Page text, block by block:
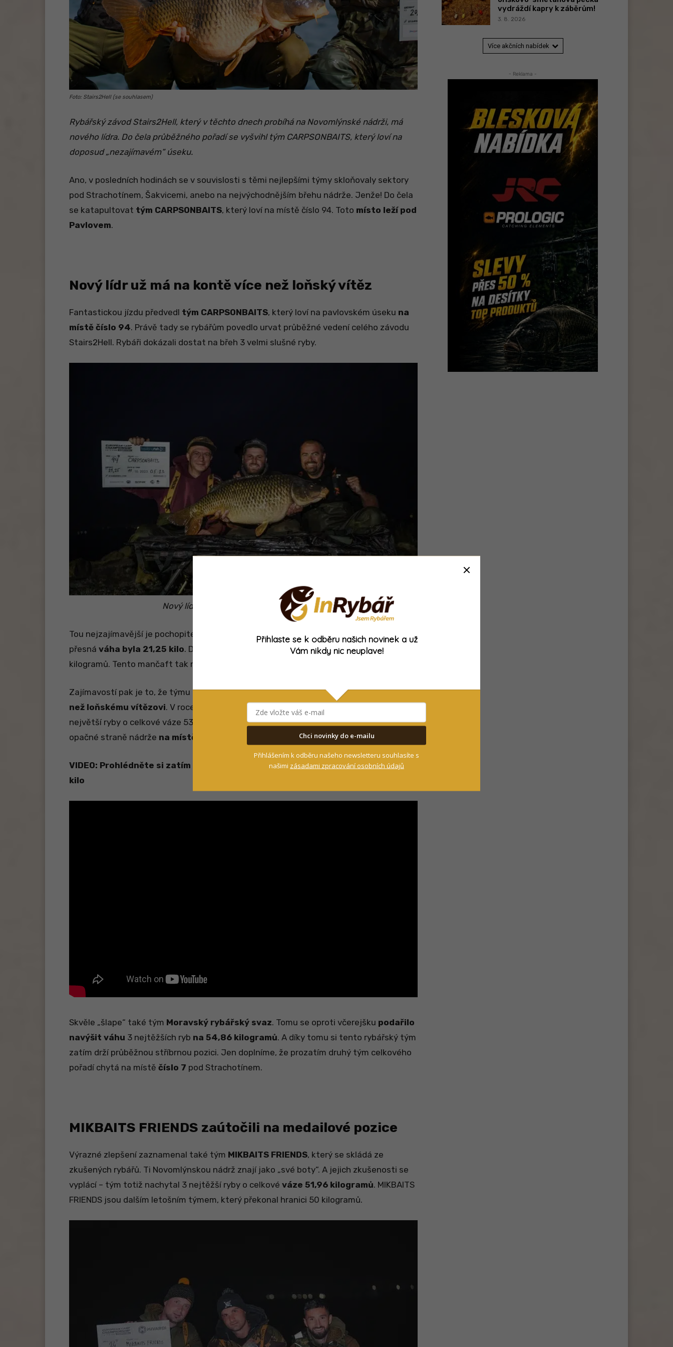
Foto: Stairs2Hell (se souhlasem)
Rybářský závod Stairs2Hell, který v těchto dnech probíhá na Novomlýnské nádrži, má
nového lídra. Do čela průběžného pořadí se vyšvihl tým CARPSONBAITS, který loví na
doposud „nezajímavém“ úseku.
Ano, v posledních hodinách se v souvislosti s těmi nejlepšími týmy skloňovaly sektory
pod Strachotínem, Šakvicemi, anebo na nejvýchodnějším břehu nádrže. Jenže! Do čela
se katapultovat tým CARPSONBAITS, který loví na místě číslo 94. Toto místo leží pod
Pavlovem.
Nový lídr už má na kontě více než loňský vítěz
Fantastickou jízdu předvedl tým CARPSONBAITS, který loví na pavlovském úseku na
místě číslo 94. Právě tady se rybářům povedlo urvat průběžné vedení celého závodu
Stairs2Hell. Rybáři dokázali dostat na břeh 3 velmi slušné ryby.
Nový lídr Stairs2Hell tým CARPSONBAITS
Tou nejzajímavější je pochopitelně kapr, který překonal magickou hranici 20 kilogramů,
přesná váha byla 21,25 kilo. Další dvě největší ryby týmu měly 18,15 kilogramů a 17,78
kilogramů. Tento mančaft tak má „na kontě“ zatím
Zajímavostí pak je to, že týmu CARPSONBAITS se už teď povedlo nasbíratvíce „bodů“
než loňskému vítězovi. V roce 2022 vyhrál tým Sportcarp
, který dokázal nachytat 3
největší ryby o celkové váze 53,73 kilogramů. Jen pro doplnění: loňský vítěz chytal na
opačné straně nádrže na místě číslo 18
VIDEO: Prohlédněte si zatím největšího kapra Stairs2Hell 2023 o váze 26,38
kilo
Skvěle „šlape“ také tým Moravský rybářský svaz. Tomu se oproti včerejšku podařilo
navýšit váhu 3 nejtěžších ryb na 54,86 kilogramů. A díky tomu si tento rybářský tým
zatím drží průběžnou stříbrnou pozici. Jen doplníme, že prozatím druhý tým celkového
pořadí chytá na místě číslo 7 pod Strachotínem.
MIKBAITS FRIENDS zaútočili na medailové pozice
Výrazné zlepšení zaznamenal také tým MIKBAITS FRIENDS, který se skládá ze
zkušených rybářů. Ti Novomlýnskou nádrž znají jako „své boty“. A jejich zkušenosti se
vyplácí – tým totiž nachytal 3 nejtěžší ryby o celkové váze 51,96 kilogramů. MIKBAITS
FRIENDS jsou dalším letošním týmem, který překonal hranici 50 kilogramů.
vydráždí kapry k záběrům!
3. 8. 2026
Více akčních nabídek
- Reklama -
Přihlaste se k odběru našich novinek a už
Vám nikdy nic neuplave!
Chci novinky do e-mailu
Přihlášením k odběru našeho newsletteru souhlasíte s
našimi zásadami zpracování osobních údajů